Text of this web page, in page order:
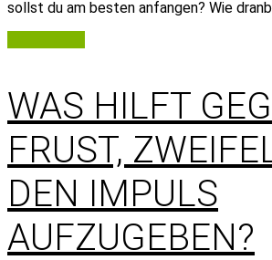
sollst du am besten anfangen? Wie
WAS HILFT
FRUST,
DEN IMPULS
AUFZUGEBEN?